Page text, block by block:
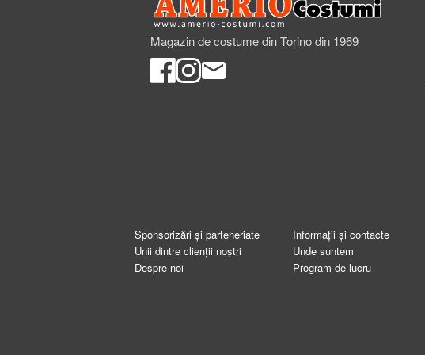
Magazin de costume din Torino din 1969
Sponsorizări și parteneriate
Unii dintre clienții noștri
Despre noi
Informații și contacte
Unde suntem
Program de lucru